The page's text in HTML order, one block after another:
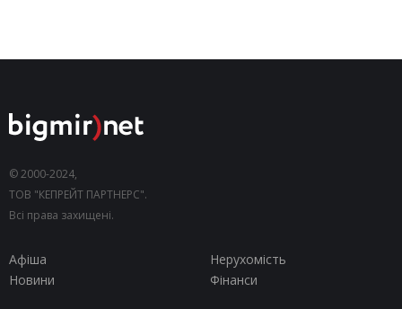
© 2000-2024,
ТОВ "КЕПРЕЙТ ПАРТНЕРС".
Всі права захищені.
Афіша
Нерухомість
Новини
Фінанси